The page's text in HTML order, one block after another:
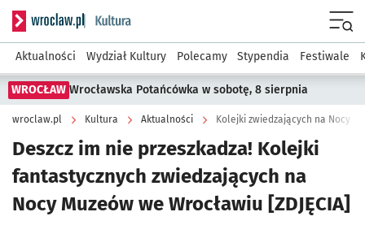
Serwis informacyjny wroclaw.pl podserwis: Kultura
Aktualności Wydział Kultury Polecamy Stypendia Festiwale
WROCŁAW Wrocławska Potańcówka w sobotę, 8 sierpnia
wroclaw.pl Kultura Aktualności Kolejki zwiedzających na Nocy
Deszcz im nie przeszkadza! Kolejki
fantastycznych zwiedzających na
Nocy Muzeów we Wrocławiu [ZDJĘCIA]